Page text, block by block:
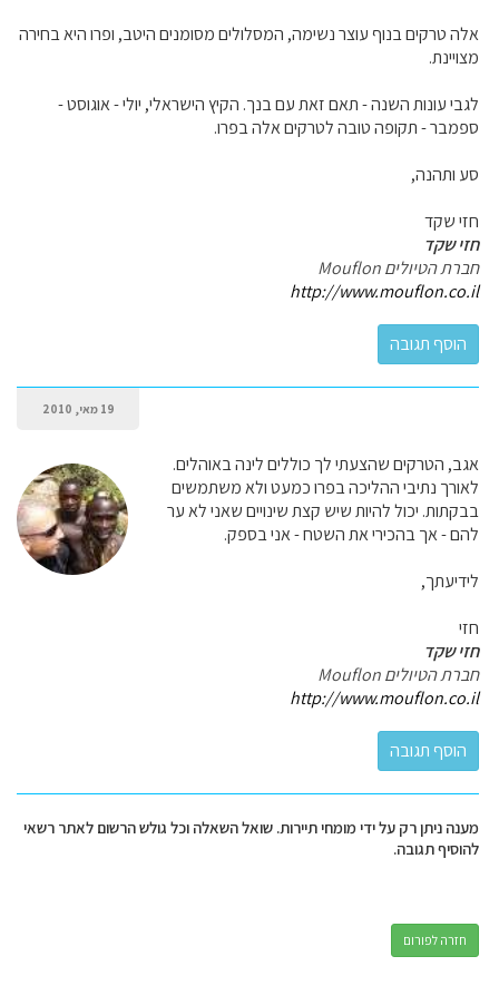
אלה טרקים בנוף עוצר נשימה, המסלולים מסומנים היטב, ופרו היא בחירה
מצויינת.
לגבי עונות השנה - תאם זאת עם בנך. הקיץ הישראלי, יולי - אוגוסט -
ספמבר - תקופה טובה לטרקים אלה בפרו.
סע ותהנה,
חזי שקד
חזי שקד
חברת הטיולים Mouflon
http://www.mouflon.co.il
19 מאי, 2010
אגב, הטרקים שהצעתי לך כוללים לינה באוהלים.
לאורך נתיבי ההליכה בפרו כמעט ולא משתמשים
בבקתות. יכול להיות שיש קצת שינויים שאני לא ער
להם - אך בהכירי את השטח - אני בספק.
לידיעתך,
חזי
חזי שקד
חברת הטיולים Mouflon
http://www.mouflon.co.il
מענה ניתן רק על ידי מומחי תיירות. שואל השאלה וכל גולש הרשום לאתר רשאי
להוסיף תגובה.
חזרה לפורום